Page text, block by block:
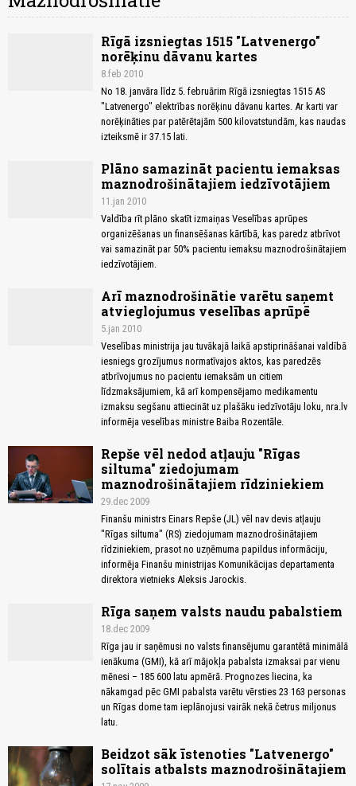
Rīgā izsniegtas 1515 "Latvenergo"
norēķinu dāvanu kartes
8.feb 2010
No 18. janvāra līdz 5. februārim Rīgā izsniegtas 1515 AS
"Latvenergo" elektrības norēķinu dāvanu kartes. Ar karti var
norēķināties par patērētajām 500 kilovatstundām, kas naudas
izteiksmē ir 37.15 lati.
Plāno samazināt pacientu iemaksas
maznodrošinātajiem iedzīvotājiem
11.jan 2010
Valdība rīt plāno skatīt izmaiņas Veselības aprūpes
organizēšanas un finansēšanas kārtībā, kas paredz atbrīvot
vai samazināt par 50% pacientu iemaksu maznodrošinātajiem
iedzīvotājiem.
Arī maznodrošinātie varētu saņemt
atvieglojumus veselības aprūpē
5.jan 2010
Veselības ministrija jau tuvākajā laikā apstiprināšanai valdībā
iesniegs grozījumus normatīvajos aktos, kas paredzēs
atbrīvojumus no pacientu iemaksām un citiem
līdzmaksājumiem, kā arī kompensējamo medikamentu
izmaksu segšanu attiecināt uz plašāku iedzīvotāju loku, nra.lv
informēja veselības ministre Baiba Rozentāle.
Repše vēl nedod atļauju "Rīgas
siltuma" ziedojumam
maznodrošinātajiem rīdziniekiem
29.dec 2009
Finanšu ministrs Einars Repše (JL) vēl nav devis atļauju
"Rīgas siltuma" (RS) ziedojumam maznodrošinātajiem
rīdziniekiem, prasot no uzņēmuma papildus informāciju,
informēja Finanšu ministrijas Komunikācijas departamenta
direktora vietnieks Aleksis Jarockis.
Rīga saņem valsts naudu pabalstiem
18.dec 2009
Rīga jau ir saņēmusi no valsts finansējumu garantētā minimālā
ienākuma (GMI), kā arī mājokļa pabalsta izmaksai par vienu
mēnesi – 185 600 latu apmērā. Prognozes liecina, ka
nākamgad pēc GMI pabalsta varētu vērsties 23 163 personas
un Rīgas dome tam ieplānojusi vairāk nekā četrus miljonus
latu.
Beidzot sāk īstenoties "Latvenergo"
solītais atbalsts maznodrošinātajiem